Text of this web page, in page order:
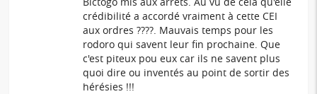
crédibilité a accordé vraiment à cette CEI
aux ordres ????. Mauvais temps pour les
rodoro qui savent leur fin prochaine. Que
c'est piteux pou eux car ils ne savent plus
quoi dire ou inventés au point de sortir des
hérésies !!!